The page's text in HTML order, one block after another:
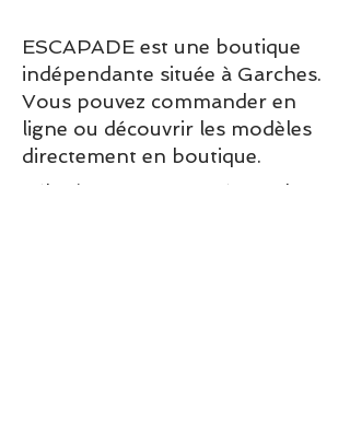
ESCAPADE est une boutique
indépendante située à Garches.
Vous pouvez commander en
ligne ou découvrir les modèles
directement en boutique.